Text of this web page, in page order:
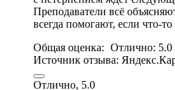
Преподаватели всё
всегда помогают, если что-
Общая оценка: Отлично: 5.0
Источник отзыва:
Отлично, 5.0